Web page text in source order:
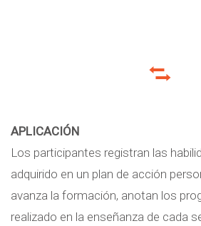
APLICACIÓN
Los participantes registran las
adquirido en un plan de acción
avanza la formación, anotan los
realizado en la enseñanza de cada